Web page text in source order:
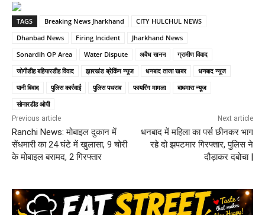
TAGS Breaking News Jharkhand
CITY HULCHUL NEWS
Dhanbad News
Firing Incident
Jharkhand News
Sonardih OP Area
Water Dispute अवैध खनन
ग्रामीण विवाद
जोगीडीह बहियारडीह विवाद
झारखंड ब्रेकिंग न्यूज धनबाद ताजा खबर
धनबाद न्यूज
पानी विवाद
पुलिस कार्रवाई पुलिस पथराव फायरिंग मामला
बाघमारा न्यूज
सोनारडीह ओपी
Previous article
Ranchi News: मोबाइल दुकान में
सेंधमारी का 24 घंटे में खुलासा, 9 चोरी
के मोबाइल बरामद, 2 गिरफ्तार
Next article
धनबाद में महिला का पर्स छीनकर भाग
रहे दो झपटमार गिरफ्तार, पुलिस ने
दौड़ाकर दबोचा |